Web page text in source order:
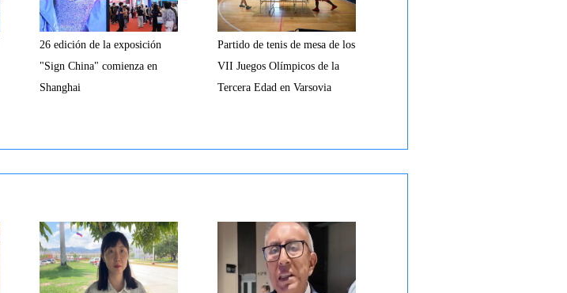
26 edición de la exposición
"Sign China" comienza en
Shanghai
Partido de tenis de mesa de los
VII Juegos Olímpicos de la
Tercera Edad en Varsovia